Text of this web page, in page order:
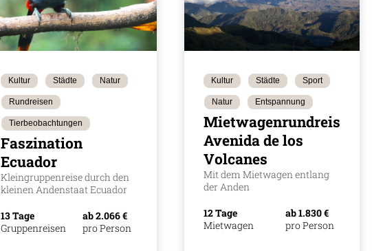
Kultur Städte Natur
Rundreisen
Tierbeobachtungen
Faszination
Ecuador
Kleingruppenreise durch den
kleinen Andenstaat Ecuador
13 Tage
Gruppenreisen
ab 2.066 €
pro Person
Kultur Städte Sport
Natur Entspannung
Mietwagenrundreise
Avenida de los
Volcanes
Mit dem Mietwagen entlang
der Anden
12 Tage
Mietwagen
ab 1.830 €
pro Person